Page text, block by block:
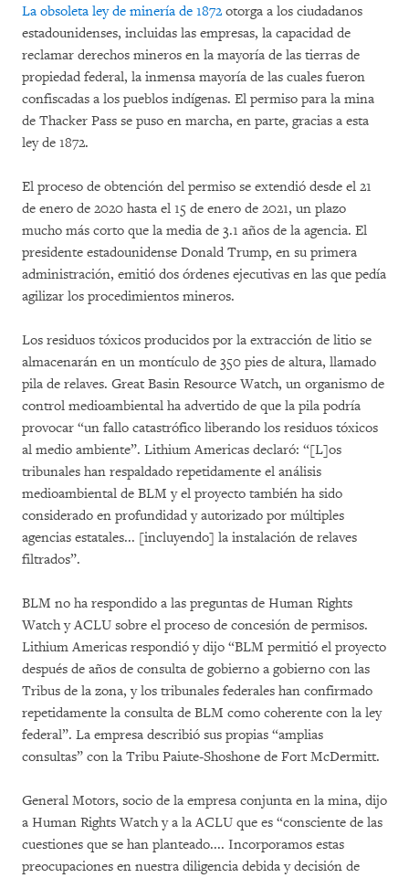
La obsoleta ley de minería de 1872 otorga a los ciudadanos
estadounidenses, incluidas las empresas, la capacidad de
reclamar derechos mineros en la mayoría de las tierras de
propiedad federal, la inmensa mayoría de las cuales fueron
confiscadas a los pueblos indígenas. El permiso para la mina
de Thacker Pass se puso en marcha, en parte, gracias a esta
ley de 1872.
El proceso de obtención del permiso se extendió desde el 21
de enero de 2020 hasta el 15 de enero de 2021, un plazo
mucho más corto que la media de 3.1 años de la agencia. El
presidente estadounidense Donald Trump, en su primera
administración, emitió dos órdenes ejecutivas en las que pedía
agilizar los procedimientos mineros.
Los residuos tóxicos producidos por la extracción de litio se
almacenarán en un montículo de 350 pies de altura, llamado
pila de relaves. Great Basin Resource Watch, un organismo de
control medioambiental ha advertido de que la pila podría
provocar “un fallo catastrófico liberando los residuos tóxicos
al medio ambiente”. Lithium Americas declaró: “[L]os
tribunales han respaldado repetidamente el análisis
medioambiental de BLM y el proyecto también ha sido
considerado en profundidad y autorizado por múltiples
agencias estatales... [incluyendo] la instalación de relaves
filtrados”.
BLM no ha respondido a las preguntas de Human Rights
Watch y ACLU sobre el proceso de concesión de permisos.
Lithium Americas respondió y dijo “BLM permitió el proyecto
después de años de consulta de gobierno a gobierno con las
Tribus de la zona, y los tribunales federales han confirmado
repetidamente la consulta de BLM como coherente con la ley
federal”. La empresa describió sus propias “amplias
consultas” con la Tribu Paiute-Shoshone de Fort McDermitt.
General Motors, socio de la empresa conjunta en la mina, dijo
a Human Rights Watch y a la ACLU que es “consciente de las
cuestiones que se han planteado.... Incorporamos estas
preocupaciones en nuestra diligencia debida y decisión de